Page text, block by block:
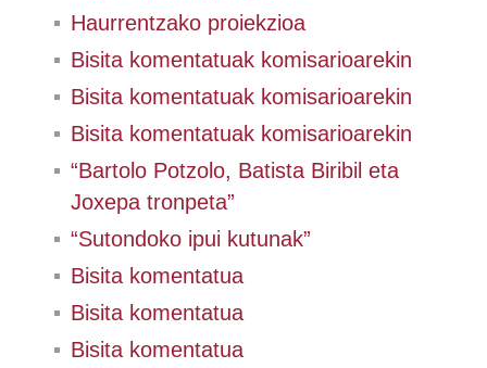
Haurrentzako proiekzioa
Bisita komentatuak komisarioarekin
Bisita komentatuak komisarioarekin
Bisita komentatuak komisarioarekin
“Bartolo Potzolo, Batista Biribil eta
Joxepa tronpeta”
“Sutondoko ipui kutunak”
Bisita komentatua
Bisita komentatua
Bisita komentatua